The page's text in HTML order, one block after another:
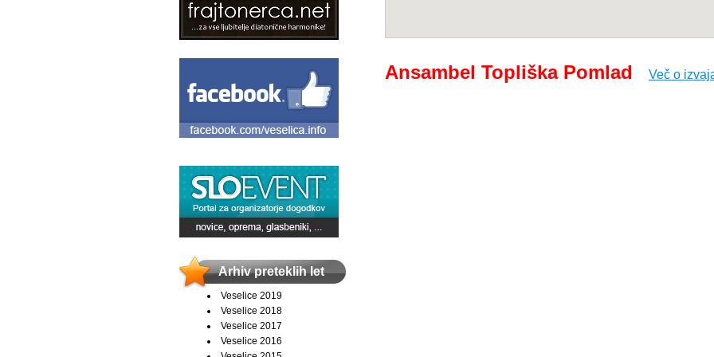
Arhiv preteklih let
Veselice 2019
Veselice 2018
Veselice 2017
Veselice 2016
Ansambel Topliška Pomlad Več o